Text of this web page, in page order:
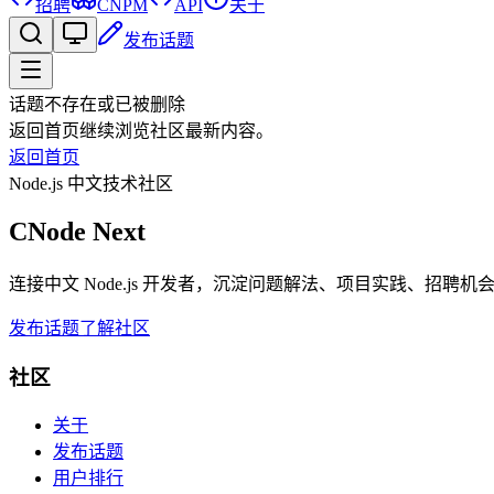
招聘 CNPM API
关于
发布话题
话题不存在或已被删除
返回首页继续浏览社区最新内容。
返回首页
Node.js 中文技术社区
CNode Next
连接中文 Node.js 开发者，沉淀问题解法、项目实践、招聘机会
发布话题了解社区
社区
关于
发布话题
用户排行